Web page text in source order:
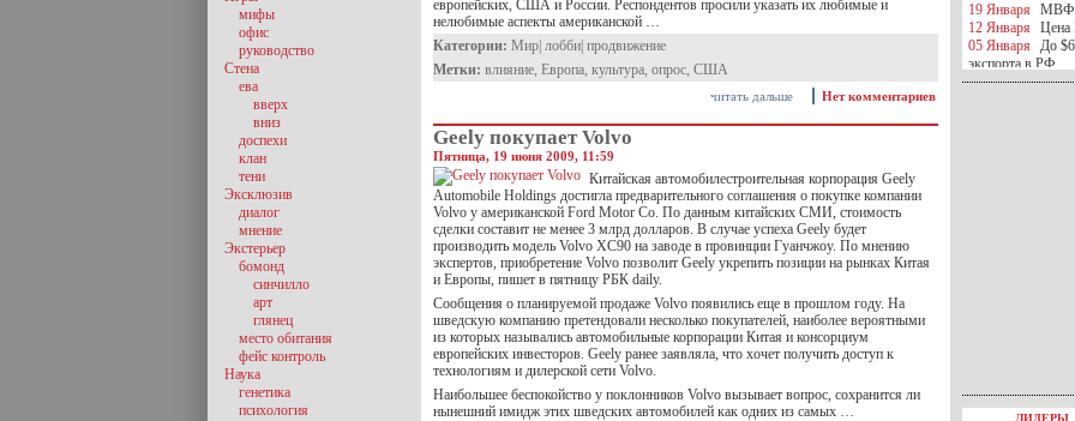
европейских, США и России. Респондентов просили указать их любимые и
нелюбимые аспекты американской …
Категории: Мир лобби продвижение
Метки: влияние, Европа, культура, опрос, США
Нет комментариев
читать дальше
Geely покупает Volvo
Пятница, 19 июня 2009, 11:59
Китайская автомобилестроительная корпорация Geely
Automobile Holdings достигла предварительного соглашения о покупке компании
Volvo у американской Ford Motor Co. По данным китайских СМИ, стоимость
сделки составит не менее 3 млрд долларов. В случае успеха Geely будет
производить модель Volvo XC90 на заводе в провинции Гуанчжоу. По мнению
экспертов, приобретение Volvo позволит Geely укрепить позиции на рынках Китая
и Европы, пишет в пятницу РБК daily.
Сообщения о планируемой продаже Volvo появились еще в прошлом году. На
шведскую компанию претендовали несколько покупателей, наиболее вероятными
из которых назывались автомобильные корпорации Китая и консорциум
европейских инвесторов. Geely ранее заявляла, что хочет получить доступ к
технологиям и дилерской сети Volvo.
Наибольшее беспокойство у поклонников Volvo вызывает вопрос, сохранится ли
нынешний имидж этих шведских автомобилей как одних из самых …
мифы
офис
руководство
Стена
ева
вверх
вниз
доспехи
клан
тени
Эксклюзив
диалог
мнение
Экстерьер
бомонд
синчилло
арт
глянец
место обитания
фейс контроль
Наука
генетика
психология
19 Января
МВФ
12 Января
Цена
05 Января
До
экспорта в РФ
05 Января
Киев
30 Ноября С 1
ЛИДЕРЫ